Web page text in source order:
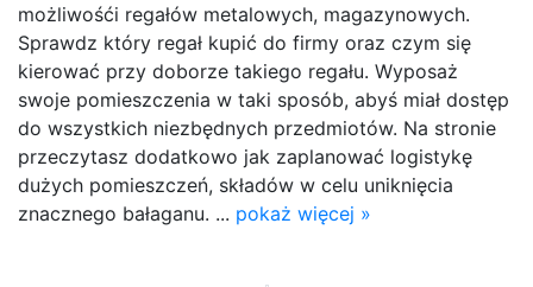
możliwośći regałów metalowych, magazynowych.
Sprawdz który regał kupić do firmy oraz czym się
kierować przy doborze takiego regału. Wyposaż
swoje pomieszczenia w taki sposób, abyś miał dostęp
do wszystkich niezbędnych przedmiotów. Na stronie
przeczytasz dodatkowo jak zaplanować logistykę
dużych pomieszczeń, składów w celu uniknięcia
znacznego bałaganu. ... pokaż więcej »